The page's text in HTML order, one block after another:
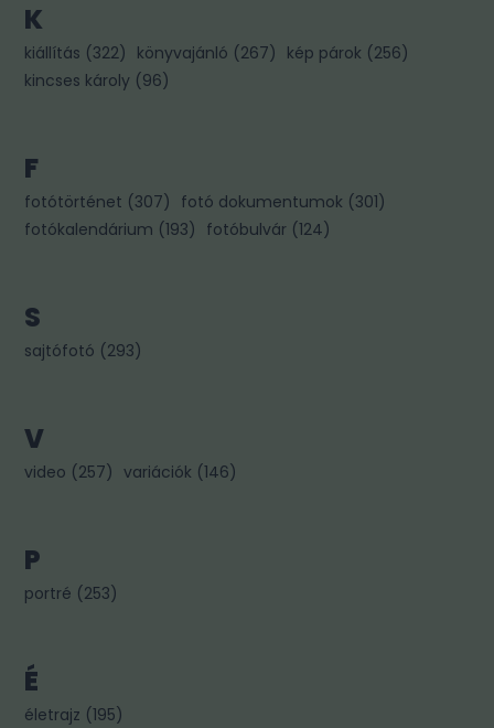
K
kiállítás (322) könyvajánló (267) kép párok (256)
kincses károly (96)
F
fotótörténet (307) fotó dokumentumok (301)
fotókalendárium (193) fotóbulvár (124)
S
sajtófotó (293)
V
video (257) variációk (146)
P
portré (253)
É
életrajz (195)